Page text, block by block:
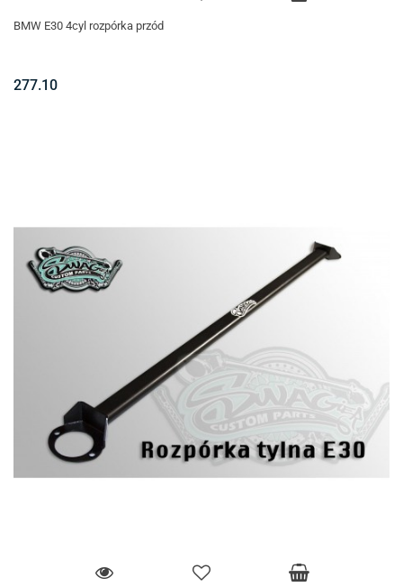
BMW E30 4cyl rozpórka przód
277.10